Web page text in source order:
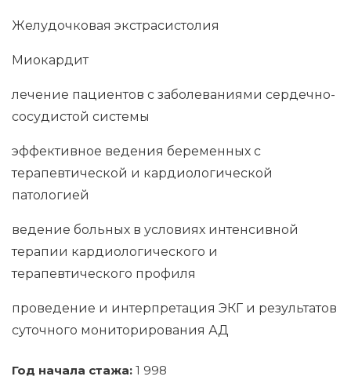
Желудочковая экстрасистолия
Миокардит
лечение пациентов с заболеваниями сердечно-
сосудистой системы
эффективное ведения беременных с
терапевтической и кардиологической
патологией
ведение больных в условиях интенсивной
терапии кардиологического и
терапевтического профиля
проведение и интерпретация ЭКГ и результатов
суточного мониторирования АД
Год начала стажа: 1 998